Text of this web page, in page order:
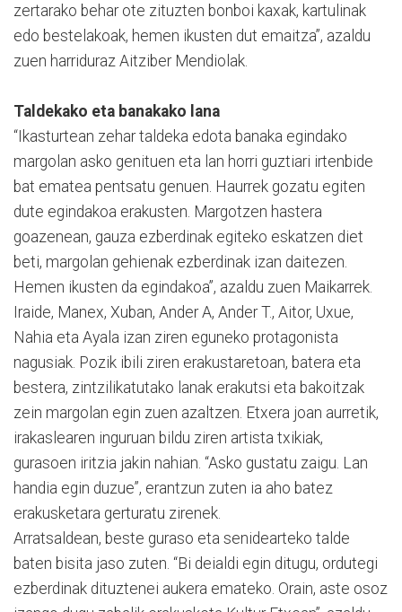
zertarako behar ote zituzten bonboi kaxak, kartulinak
edo bestelakoak, hemen ikusten dut emaitza”, azaldu
zuen harriduraz Aitziber Mendiolak.
Taldekako eta banakako lana
“Ikasturtean zehar taldeka edota banaka egindako
margolan asko genituen eta lan horri guztiari irtenbide
bat ematea pentsatu genuen. Haurrek gozatu egiten
dute egindakoa erakusten. Margotzen hastera
goazenean, gauza ezberdinak egiteko eskatzen diet
beti, margolan gehienak ezberdinak izan daitezen.
Hemen ikusten da egindakoa”, azaldu zuen Maikarrek.
Iraide, Manex, Xuban, Ander A, Ander T., Aitor, Uxue,
Nahia eta Ayala izan ziren eguneko protagonista
nagusiak. Pozik ibili ziren erakustaretoan, batera eta
bestera, zintzilikatutako lanak erakutsi eta bakoitzak
zein margolan egin zuen azaltzen. Etxera joan aurretik,
irakaslearen inguruan bildu ziren artista txikiak,
gurasoen iritzia jakin nahian. “Asko gustatu zaigu. Lan
handia egin duzue”, erantzun zuten ia aho batez
erakusketara gerturatu zirenek.
Arratsaldean, beste guraso eta senidearteko talde
baten bisita jaso zuten. “Bi deialdi egin ditugu, ordutegi
ezberdinak dituztenei aukera emateko. Orain, aste osoz